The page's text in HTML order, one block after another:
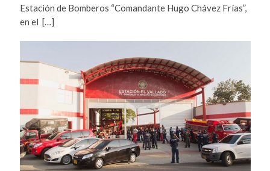
Estación de Bomberos “Comandante Hugo Chávez Frías”,
en el […]